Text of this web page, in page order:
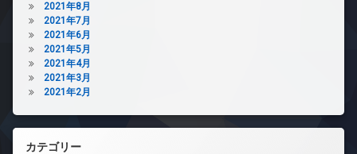
2021年8月
2021年7月
2021年6月
2021年5月
2021年4月
2021年3月
2021年2月
カテゴリー